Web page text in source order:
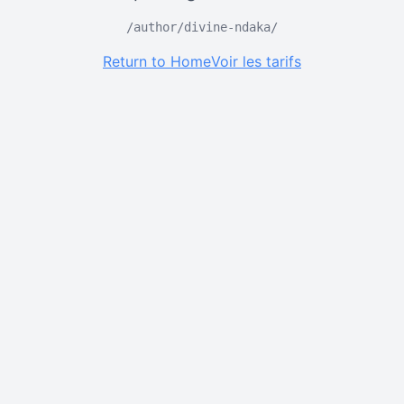
/author/divine-ndaka/
Return to HomeVoir les tarifs